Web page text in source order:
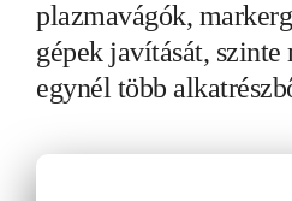
plazmavágók,
gépek javítását,
egynél több